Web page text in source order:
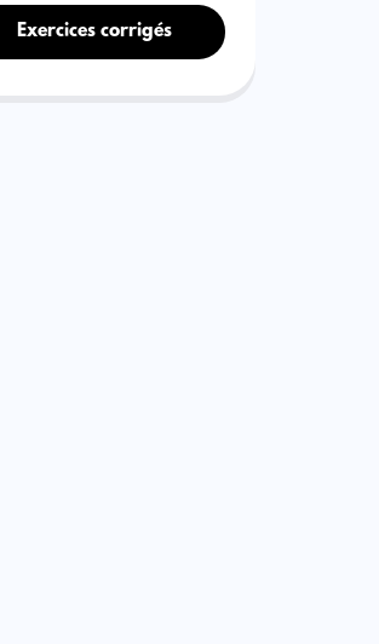
Exercices corrigés